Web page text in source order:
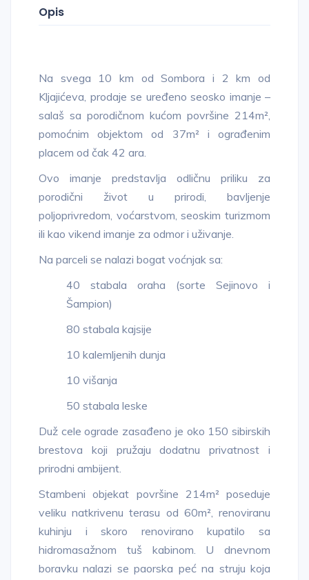
Opis
Na svega 10 km od Sombora i 2 km od
Kljajićeva, prodaje se uređeno seosko imanje –
salaš sa porodičnom kućom površine 214m²,
pomoćnim objektom od 37m² i ograđenim
placem od čak 42 ara.
Ovo imanje predstavlja odličnu priliku za
porodični život u prirodi, bavljenje
poljoprivredom, voćarstvom, seoskim turizmom
ili kao vikend imanje za odmor i uživanje.
Na parceli se nalazi bogat voćnjak sa:
40 stabala oraha (sorte Sejinovo i
Šampion)
80 stabala kajsije
10 kalemljenih dunja
10 višanja
50 stabala leske
Duž cele ograde zasađeno je oko 150 sibirskih
brestova koji pružaju dodatnu privatnost i
prirodni ambijent.
Stambeni objekat površine 214m² poseduje
veliku natkrivenu terasu od 60m², renoviranu
kuhinju i skoro renovirano kupatilo sa
hidromasažnom tuš kabinom. U dnevnom
boravku nalazi se paorska peć na struju koja